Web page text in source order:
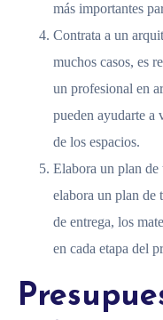
más importantes
Contrata a un
muchos casos, es
un profesional en
pueden ayudarte a
de los espacios.
Elabora un plan de
elabora un plan de
de entrega, los
en cada etapa del